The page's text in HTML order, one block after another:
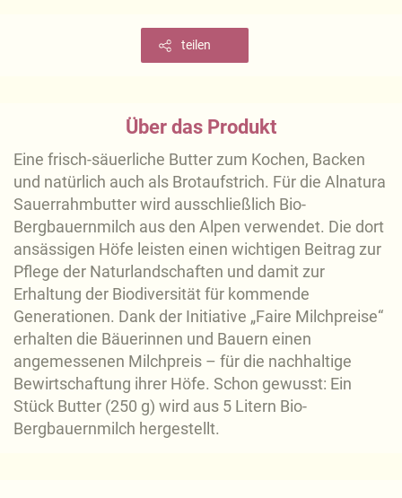
teilen
Über das Produkt
Eine frisch-säuerliche Butter zum Kochen, Backen
und natürlich auch als Brotaufstrich. Für die Alnatura
Sauerrahmbutter wird ausschließlich Bio-
Bergbauernmilch aus den Alpen verwendet. Die dort
ansässigen Höfe leisten einen wichtigen Beitrag zur
Pflege der Naturlandschaften und damit zur
Erhaltung der Biodiversität für kommende
Generationen. Dank der Initiative „Faire Milchpreise“
erhalten die Bäuerinnen und Bauern einen
angemessenen Milchpreis – für die nachhaltige
Bewirtschaftung ihrer Höfe. Schon gewusst: Ein
Stück Butter (250 g) wird aus 5 Litern Bio-
Bergbauernmilch hergestellt.